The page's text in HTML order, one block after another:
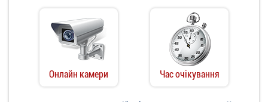
Онлайн камери Час очікування